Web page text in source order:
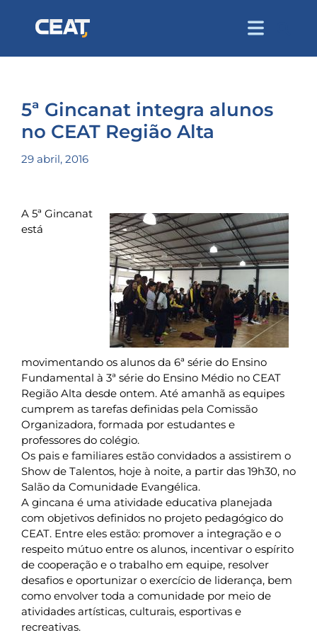
5ª Gincanat integra alunos
no CEAT Região Alta
29 abril, 2016
A 5ª Gincanat
está
movimentando os alunos da 6ª série do Ensino
Fundamental à 3ª série do Ensino Médio no CEAT
Região Alta desde ontem. Até amanhã as equipes
cumprem as tarefas definidas pela Comissão
Organizadora, formada por estudantes e
professores do colégio.
Os pais e familiares estão convidados a assistirem o
Show de Talentos, hoje à noite, a partir das 19h30, no
Salão da Comunidade Evangélica.
A gincana é uma atividade educativa planejada
com objetivos definidos no projeto pedagógico do
CEAT. Entre eles estão: promover a integração e o
respeito mútuo entre os alunos, incentivar o espírito
de cooperação e o trabalho em equipe, resolver
desafios e oportunizar o exercício de liderança, bem
como envolver toda a comunidade por meio de
atividades artísticas, culturais, esportivas e
recreativas.